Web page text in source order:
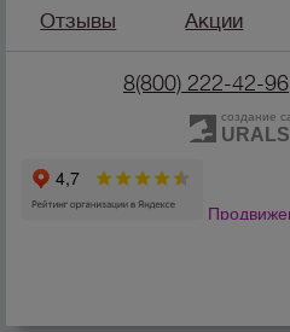
Отзывы
Акции
8(800) 222-42-96
создание